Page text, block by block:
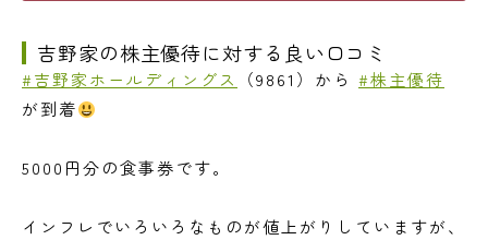
吉野家の株主優待に対する良い口コミ
#吉野家ホールディングス （9861）から #株主優待
が到着
5000円分の食事券です。
インフレでいろいろなものが値上がりしていますが、